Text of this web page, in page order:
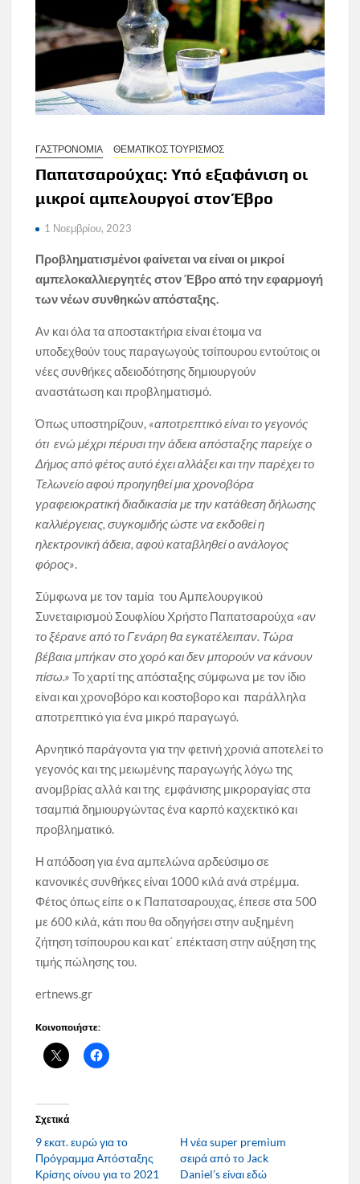
ΓΑΣΤΡΟΝΟΜΙΑ ΘΕΜΑΤΙΚΟΣ ΤΟΥΡΙΣΜΟΣ
Παπατσαρούχας: Υπό εξαφάνιση οι
μικροί αμπελουργοί στον Έβρο
1 Νοεμβρίου, 2023
Προβληματισμένοι φαίνεται να είναι οι μικροί
αμπελοκαλλιεργητές στον Έβρο από την εφαρμογή
των νέων συνθηκών απόσταξης.
Αν και όλα τα αποστακτήρια είναι έτοιμα να
υποδεχθούν τους παραγωγούς τσίπουρου εντούτοις οι
νέες συνθήκες αδειοδότησης δημιουργούν
αναστάτωση και προβληματισμό.
Όπως υποστηρίζουν, «αποτρεπτικό είναι το γεγονός
ότι ενώ μέχρι πέρυσι την άδεια απόσταξης παρείχε ο
Δήμος από φέτος αυτό έχει αλλάξει και την παρέχει το
Τελωνείο αφού προηγηθεί μια χρονοβόρα
γραφειοκρατική διαδικασία με την κατάθεση δήλωσης
καλλιέργειας, συγκομιδής ώστε να εκδοθεί η
ηλεκτρονική άδεια, αφού καταβληθεί ο ανάλογος
φόρος».
Σύμφωνα με τον ταμία του Αμπελουργικού
Συνεταιρισμού Σουφλίου Χρήστο Παπατσαρούχα «αν
το ξέρανε από το Γενάρη θα εγκατέλειπαν. Τώρα
βέβαια μπήκαν στο χορό και δεν μπορούν να κάνουν
πίσω.» Το χαρτί της απόσταξης σύμφωνα με τον ίδιο
είναι και χρονοβόρο και κοστοβορο και παράλληλα
αποτρεπτικό για ένα μικρό παραγωγό.
Αρνητικό παράγοντα για την φετινή χρονιά αποτελεί το
γεγονός και της μειωμένης παραγωγής λόγω της
ανομβρίας αλλά και της εμφάνισης μικροραγίας στα
τσαμπιά δημιουργώντας ένα καρπό καχεκτικό και
προβληματικό.
Η απόδοση για ένα αμπελώνα αρδεύσιμο σε
κανονικές συνθήκες είναι 1000 κιλά ανά στρέμμα.
Φέτος όπως είπε ο κ Παπατσαρουχας, έπεσε στα 500
με 600 κιλά, κάτι που θα οδηγήσει στην αυξημένη
ζήτηση τσίπουρου και κατ΄ επέκταση στην αύξηση της
τιμής πώλησης του.
ertnews.gr
Κοινοποιήστε:
Σχετικά
9 εκατ. ευρώ για το
Πρόγραμμα Απόσταξης
Κρίσης οίνου για το 2021
Η νέα super premium
σειρά από το Jack
Daniel’s είναι εδώ